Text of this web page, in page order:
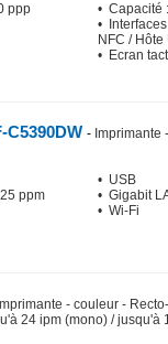
ppp
• Capacité
•
NFC / Hôte
• Ecran
C5390DW - Imprimante
ppm
• USB
• Gigabit
• Wi-Fi
Imprimante - couleur -
24 ipm (mono) / jusqu'à